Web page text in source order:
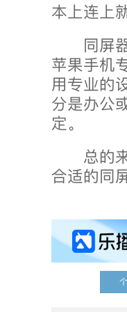
本上连上
同屏器
苹果手机
用专业的
分是办公
定。
总的来
合适的同